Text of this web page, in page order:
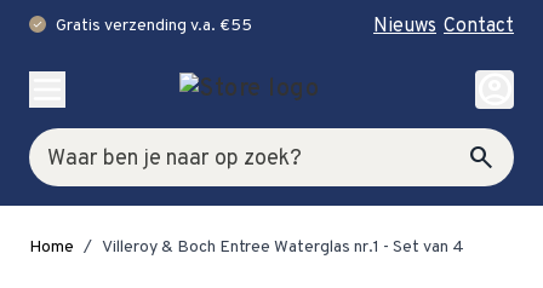
check Gratis verzending v.a. €55 Nieuws Contact
Zoek search
account_circle
Home / Villeroy & Boch Entree Waterglas nr.1 - Set van 4